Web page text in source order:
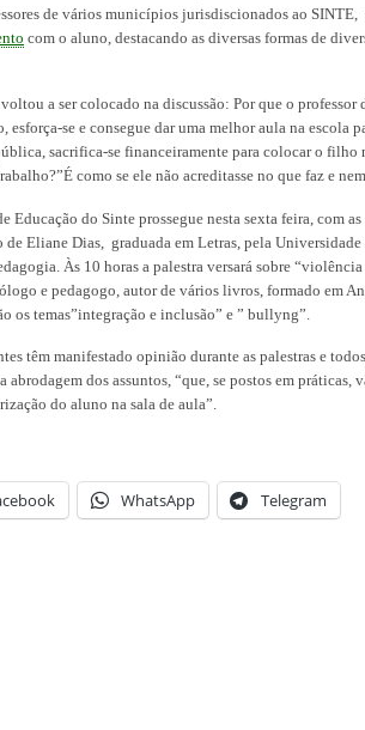
de vários municípios jurisdiscionados ao
com o aluno, destacando as diversas formas de
a ser colocado na discussão: Por que o professor
se e consegue dar uma melhor aula na escola
sacrifica-se financeiramente para colocar o
como se ele não acreditasse no que faz e
do Sinte prossegue nesta sexta feira, com
de Eliane Dias, graduada em Letras, pela
Às 10 horas a palestra versará sobre
e pedagogo, autor de vários livros, formado em
os temas”integração e inclusão” e ” bullyng”.
têm manifestado opinião durante as palestras e
abrodagem dos assuntos, “que, se postos em práticas,
do aluno na sala de aula”.
WhatsApp Telegram